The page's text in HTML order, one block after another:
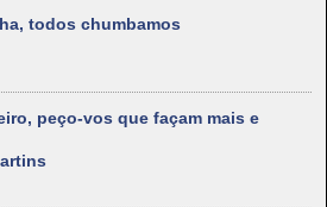
todos chumbamos
peço-vos que façam mais e